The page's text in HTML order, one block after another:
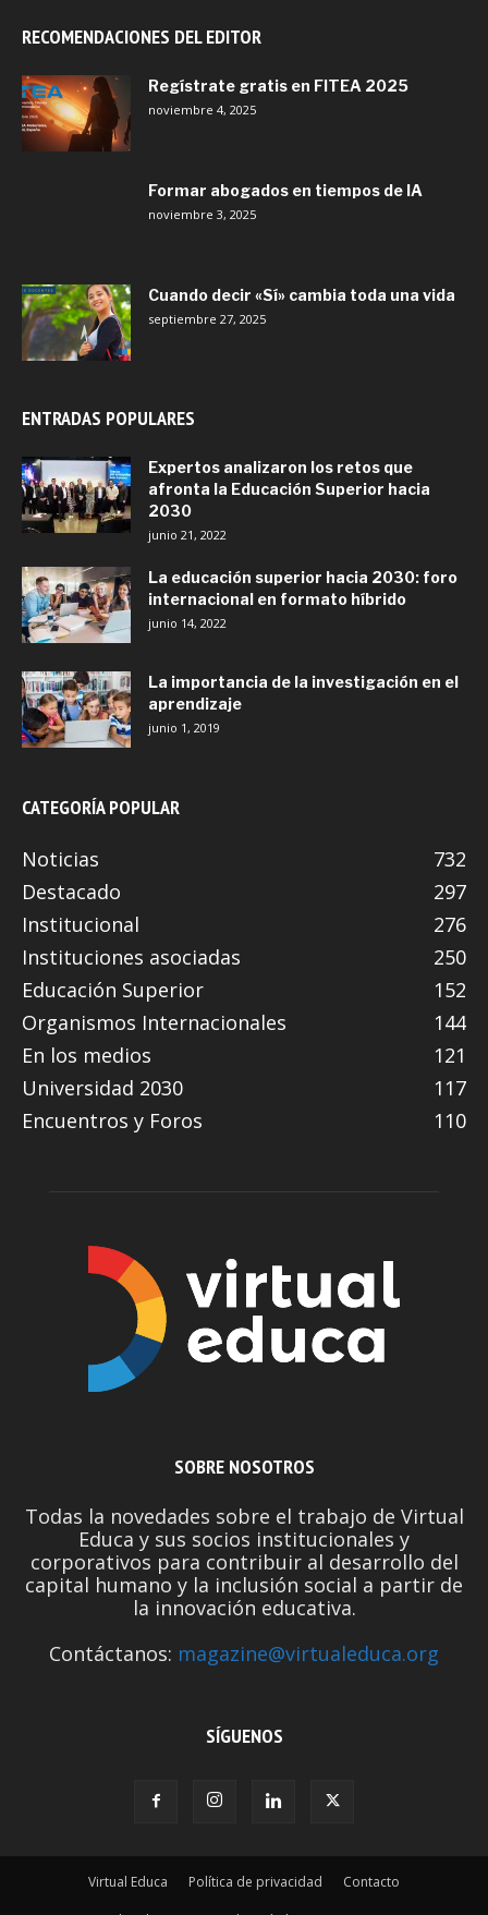
RECOMENDACIONES DEL EDITOR
Regístrate gratis en FITEA 2025
noviembre 4, 2025
Formar abogados en tiempos de IA
noviembre 3, 2025
Cuando decir «Sí» cambia toda una vida
septiembre 27, 2025
ENTRADAS POPULARES
Expertos analizaron los retos que
afronta la Educación Superior hacia
2030
junio 21, 2022
La educación superior hacia 2030: foro
internacional en formato híbrido
junio 14, 2022
La importancia de la investigación en el
aprendizaje
junio 1, 2019
CATEGORÍA POPULAR
Noticias
732
Destacado
297
Institucional
276
Instituciones asociadas
250
Educación Superior
152
Organismos Internacionales
144
En los medios
121
Universidad 2030
117
Encuentros y Foros
110
SOBRE NOSOTROS
Todas la novedades sobre el trabajo de Virtual
Educa y sus socios institucionales y
corporativos para contribuir al desarrollo del
capital humano y la inclusión social a partir de
la innovación educativa.
Contáctanos: magazine@virtualeduca.org
SÍGUENOS
Virtual Educa Política de privacidad Contacto